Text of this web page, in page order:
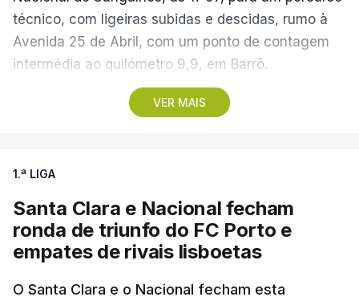
VER MAIS
técnico, com ligeiras subidas e descidas, rumo à
Avenida 25 de Abril, com um ponto de contagem
intermédia ao quilómetro 9,9, em Barrô.
Vencedor das edições de 2024 e de 2025 e mais
para tentar encurtar a diferença para o colega de
equipa, embora seja improvável anular 01.26
minutos numa distância tão curta.
O brasileiro Felipe Marques (Localiza Meoo-Swift
Pro Cycling) é o 113.º classificado da Volta e o
1.ª LIGA
Santa Clara e Nacional fecham
ronda de triunfo do FC Porto e
empates de rivais lisboetas
O Santa Clara e o Nacional fecham esta